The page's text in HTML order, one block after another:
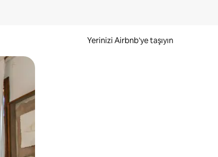
Yerinizi Airbnb'ye taşıyın